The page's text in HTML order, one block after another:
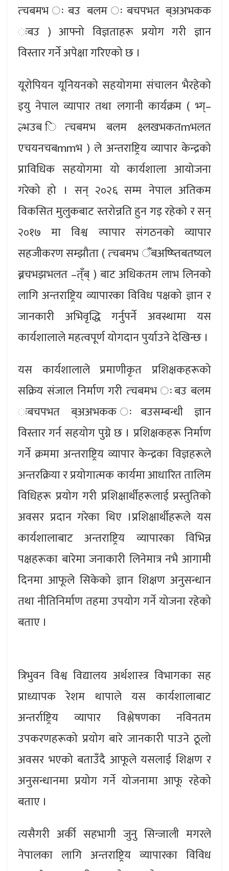
त्चबमभ ःबउ बलम ःबचपभत ब्अअभकक
ःबउ ) आफ्नो विज्ञताहरू प्रयोग गरी ज्ञान
विस्तार गर्ने अपेक्षा गरिएको छ ।
यूरोपियन यूनियनको सहयोगमा संचालन भैरहेको
इयु नेपाल व्यापार तथा लगानी कार्यक्रम ( भ्ग्–
ल्भउब ित्चबमभ बलम क्ष्लखभकतmभलत
एचयनचबmmभ ) ले अन्तराष्ट्रिय व्यापार केन्द्रको
प्राविधिक सहयोगमा यो कार्यशाला आयोजना
गरेको हो । सन् २०२६ सम्म नेपाल अतिकम
विकसित मुलुकबाट स्तरोन्नति हुन गइ रहेको र सन्
२०१७ मा विश्व व्पापार संगठनको व्यापार
सहजीकरण सम्झौता ( त्चबमभ ँबअष्ष्तिबतष्यल
ब्नचभझभलत –त्ँब् ) बाट अधिकतम लाभ लिनको
लागि अन्तराष्ट्रिय व्यापारका विविध पक्षको ज्ञान र
जानकारी अभिवृद्धि गर्नुपर्ने अवस्थामा यस
कार्यशालाले महत्वपूर्ण योगदान पुर्याउने देखिन्छ ।
यस कार्यशालाले प्रमाणीकृत प्रशिक्षकहरूको
सक्रिय संजाल निर्माण गरी त्चबमभ ःबउ बलम
ःबचपभत ब्अअभकक ःबउसम्बन्धी ज्ञान
विस्तार गर्न सहयोग पुग्ने छ । प्रशिक्षकहरू निर्माण
गर्ने क्रममा अन्तराष्ट्रिय व्यापार केन्द्रका विज्ञहरूले
अन्तरक्रिया र प्रयोगात्मक कार्यमा आधारित तालिम
विधिहरू प्रयोग गरी प्रशिक्षार्थीहरूलाई प्रस्तुतिको
अवसर प्रदान गरेका थिए ।प्रशिक्षार्थीहरूले यस
कार्यशालाबाट अन्तराष्ट्रिय व्यापारका विभिन्न
पक्षहरूका बारेमा जनाकारी लिनेमात्र नभै आगामी
दिनमा आफूले सिकेको ज्ञान शिक्षण अनुसन्धान
तथा नीतिनिर्माण तहमा उपयोग गर्ने योजना रहेको
बताए ।
त्रिभुवन विश्व विद्यालय अर्थशास्त्र विभागका सह
प्राध्यापक रेशम थापाले यस कार्यशालाबाट
अन्तर्राष्ट्रिय व्यापार विश्लेषणका नविनतम
उपकरणहरूको प्रयोग बारे जानकारी पाउने ठूलो
अवसर भएको बताउँदै आफूले यसलाई शिक्षण र
अनुसन्धानमा प्रयोग गर्ने योजनामा आफू रहेको
बताए ।
त्यसैगरी अर्की सहभागी जुनु सिन्जाली मगरले
नेपालका लागि अन्तराष्ट्रिय व्यापारका विविध